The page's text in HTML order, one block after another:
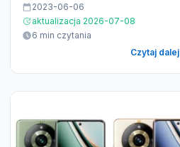
2023-06-06
aktualizacja 2026-07-08
6 min czytania
Czytaj dalej